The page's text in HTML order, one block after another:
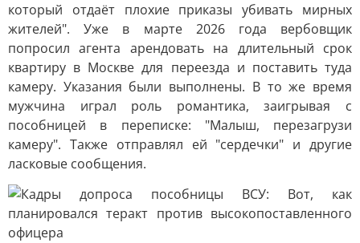
который отдаёт плохие приказы убивать мирных
жителей". Уже в марте 2026 года вербовщик
попросил агента арендовать на длительный срок
квартиру в Москве для переезда и поставить туда
камеру. Указания были выполнены. В то же время
мужчина играл роль романтика, заигрывая с
пособницей в переписке: "Малыш, перезагрузи
камеру". Также отправлял ей "сердечки" и другие
ласковые сообщения.